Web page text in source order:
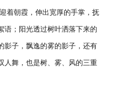
着朝霞，伸出宽厚的手掌，抚
语；阳光透过树叶洒落下来的
影子，飘逸的雾的影子，还有
人舞，也是树、雾、风的三重